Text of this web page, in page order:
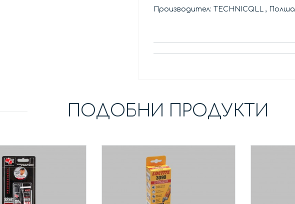
Производител: TECHNICQLL , Полша
ПОДОБНИ ПРОДУКТИ